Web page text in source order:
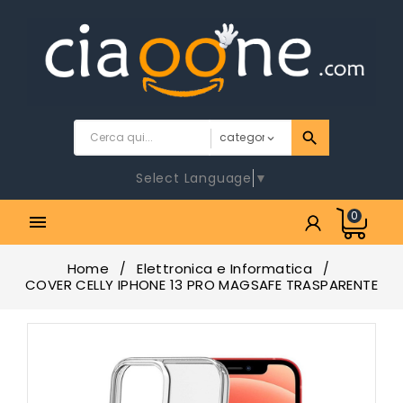
Select Language ▼
 0
Home
Elettronica e Informatica
COVER CELLY IPHONE 13 PRO MAGSAFE TRASPARENTE